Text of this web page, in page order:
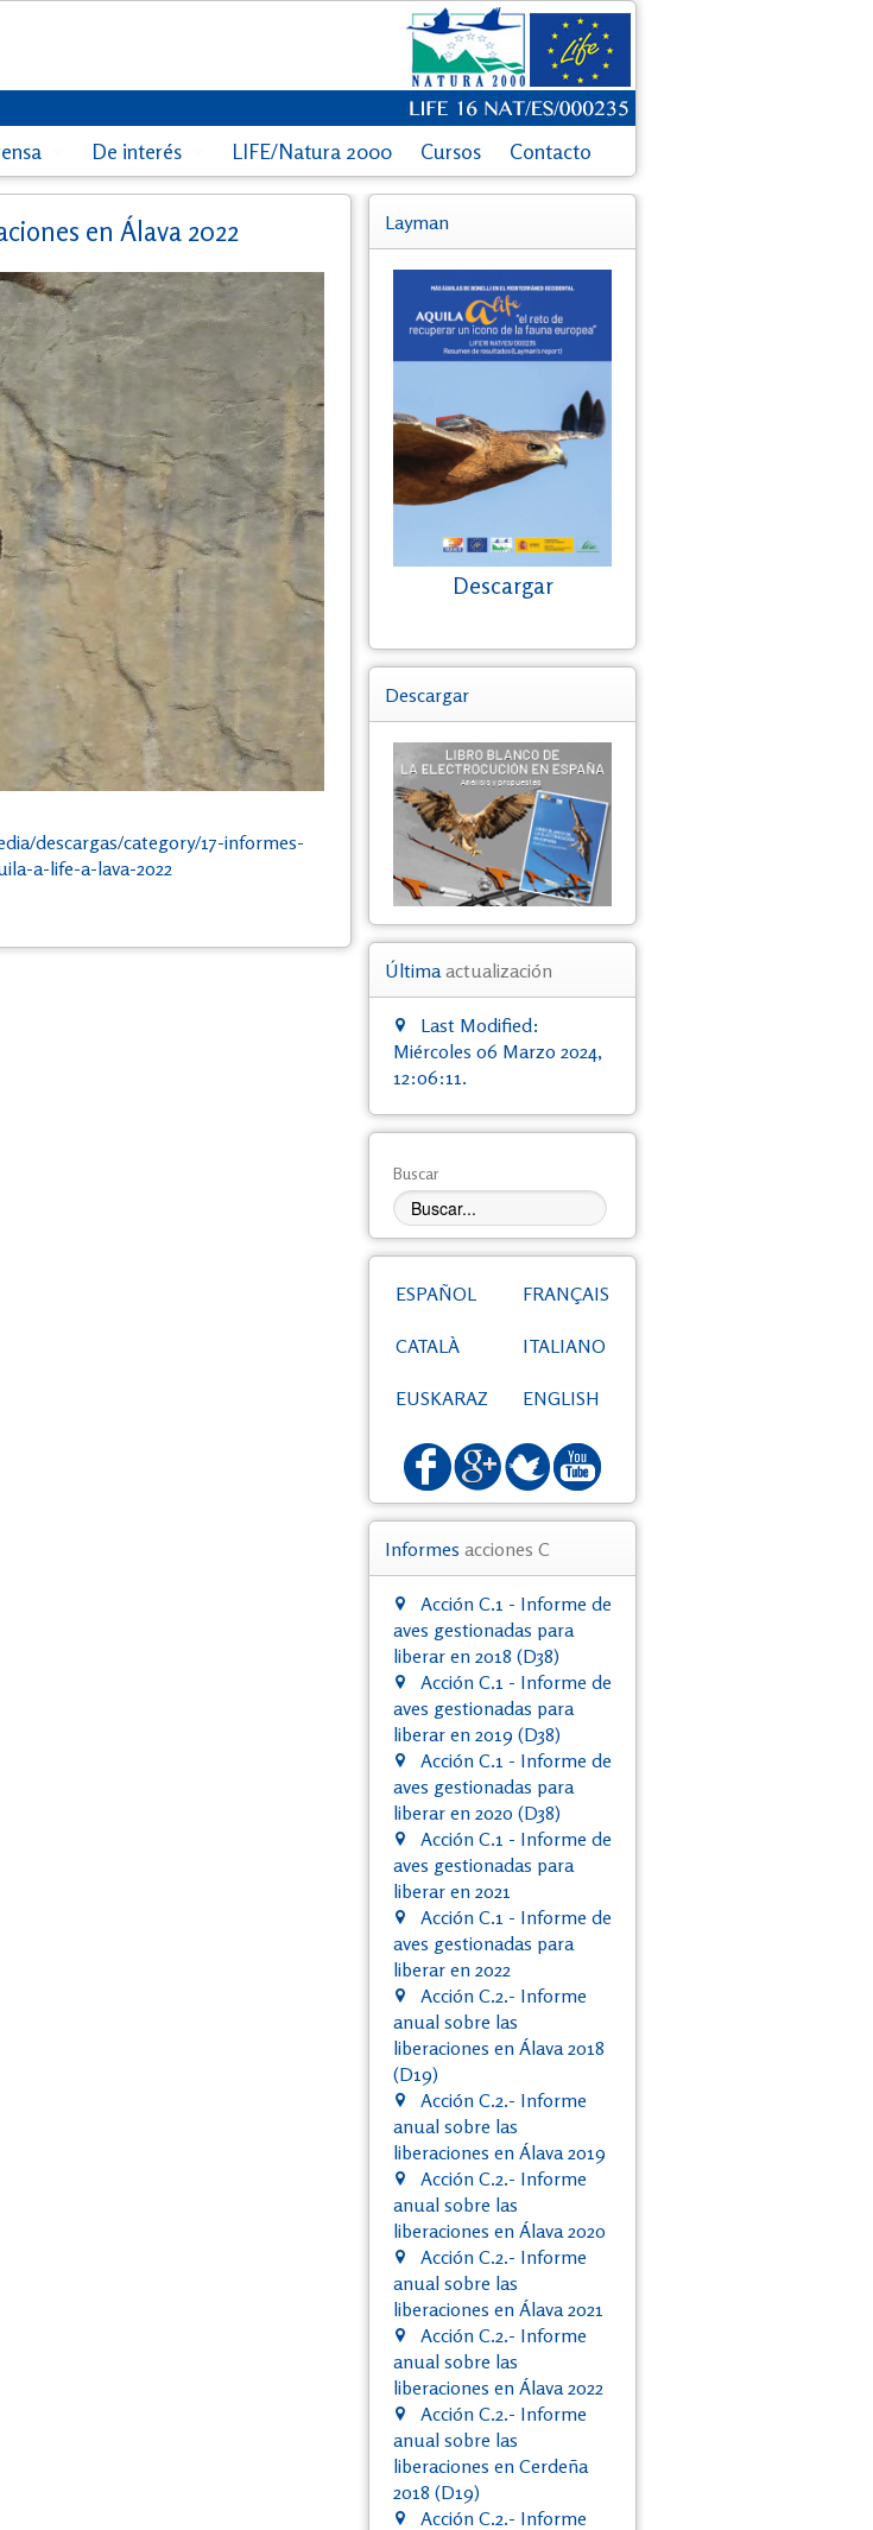
De interés LIFE/Natura 2000 Cursos Contacto
en Álava 2022
descargas/category/17-informes-
a-life-a-lava-2022
Layman
Descargar
Descargar
Últimaactualización
Last Modified:
Miércoles 06 Marzo 2024,
12:06:11.
Buscar
ESPAÑOL
CATALÀ
EUSKARAZ
FRANÇAIS
ITALIANO
ENGLISH
Informes acciones C
Acción C.1 - Informe de
aves gestionadas para
liberar en 2018 (D38)
Acción C.1 - Informe de
aves gestionadas para
liberar en 2019 (D38)
Acción C.1 - Informe de
aves gestionadas para
liberar en 2020 (D38)
Acción C.1 - Informe de
aves gestionadas para
liberar en 2021
Acción C.1 - Informe de
aves gestionadas para
liberar en 2022
Acción C.2.- Informe
anual sobre las
liberaciones en Álava 2018
(D19)
Acción C.2.- Informe
anual sobre las
liberaciones en Álava 2019
Acción C.2.- Informe
anual sobre las
liberaciones en Álava 2020
Acción C.2.- Informe
anual sobre las
liberaciones en Álava 2021
Acción C.2.- Informe
anual sobre las
liberaciones en Álava 2022
Acción C.2.- Informe
anual sobre las
liberaciones en Cerdeña
2018 (D19)
Acción C.2.- Informe